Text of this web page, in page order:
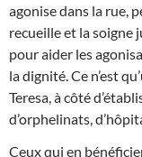
agonise dans la rue,
recueille et la soigne
pour aider les
la dignité. Ce n’est
Teresa, à côté
d’orphelinats,
Ceux qui en